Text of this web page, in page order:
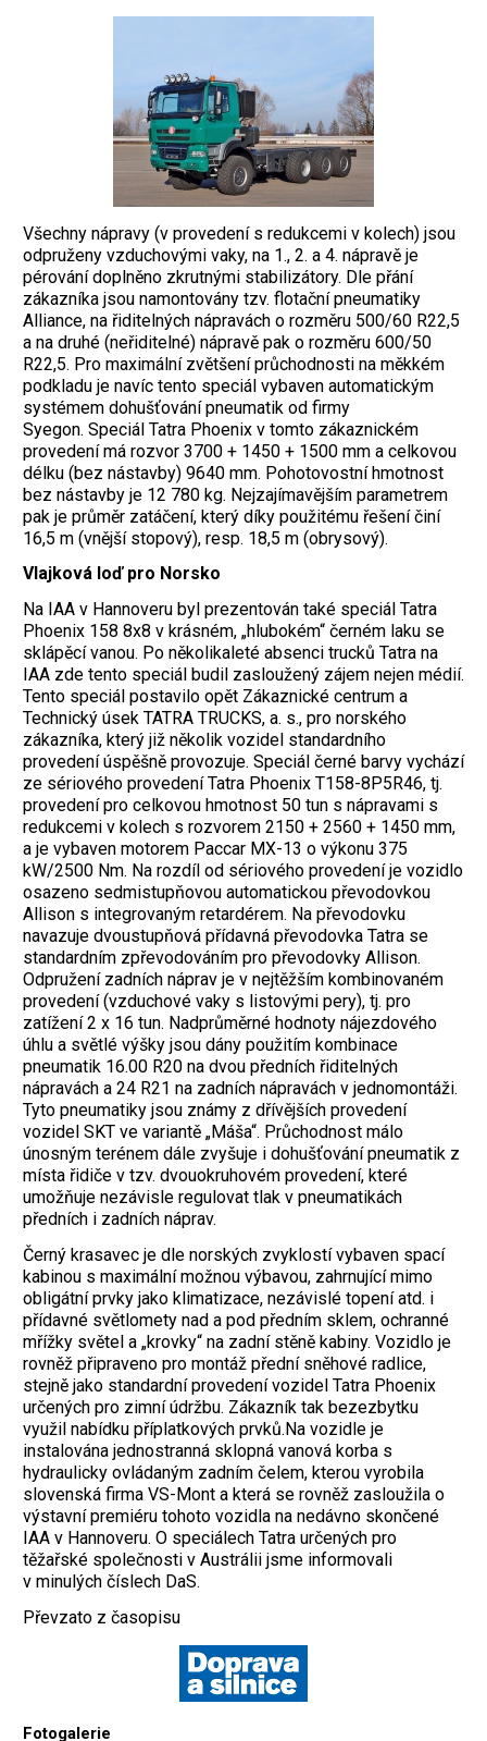
Všechny nápravy (v provedení s redukcemi v kolech) jsou
odpruženy vzduchovými vaky, na 1., 2. a 4. nápravě je
pérování doplněno zkrutnými stabilizátory. Dle přání
zákazníka jsou namontovány tzv. flotační pneumatiky
Alliance, na řiditelných nápravách o rozměru 500/60 R22,5
a na druhé (neřiditelné) nápravě pak o rozměru 600/50
R22,5. Pro maximální zvětšení průchodnosti na měkkém
podkladu je navíc tento speciál vybaven automatickým
systémem dohušťování pneumatik od firmy
Syegon. Speciál Tatra Phoenix v tomto zákaznickém
provedení má rozvor 3700 + 1450 + 1500 mm a celkovou
délku (bez nástavby) 9640 mm. Pohotovostní hmotnost
bez nástavby je 12 780 kg. Nejzajímavějším parametrem
pak je průměr zatáčení, který díky použitému řešení činí
16,5 m (vnější stopový), resp. 18,5 m (obrysový).
Vlajková loď pro Norsko
Na IAA v Hannoveru byl prezentován také speciál Tatra
Phoenix 158 8x8 v krásném, „hlubokém“ černém laku se
sklápěcí vanou. Po několikaleté absenci trucků Tatra na
IAA zde tento speciál budil zasloužený zájem nejen médií.
Tento speciál postavilo opět Zákaznické centrum a
Technický úsek TATRA TRUCKS, a. s., pro norského
zákazníka, který již několik vozidel standardního
provedení úspěšně provozuje. Speciál černé barvy vychází
ze sériového provedení Tatra Phoenix T158-8P5R46, tj.
provedení pro celkovou hmotnost 50 tun s nápravami s
redukcemi v kolech s rozvorem 2150 + 2560 + 1450 mm,
a je vybaven motorem Paccar MX-13 o výkonu 375
kW/2500 Nm. Na rozdíl od sériového provedení je vozidlo
osazeno sedmistupňovou automatickou převodovkou
Allison s integrovaným retardérem. Na převodovku
navazuje dvoustupňová přídavná převodovka Tatra se
standardním zpřevodováním pro převodovky Allison.
Odpružení zadních náprav je v nejtěžším kombinovaném
provedení (vzduchové vaky s listovými pery), tj. pro
zatížení 2 x 16 tun. Nadprůměrné hodnoty nájezdového
úhlu a světlé výšky jsou dány použitím kombinace
pneumatik 16.00 R20 na dvou předních řiditelných
nápravách a 24 R21 na zadních nápravách v jednomontáži.
Tyto pneumatiky jsou známy z dřívějších provedení
vozidel SKT ve variantě „Máša“. Průchodnost málo
únosným terénem dále zvyšuje i dohušťování pneumatik z
místa řidiče v tzv. dvouokruhovém provedení, které
umožňuje nezávisle regulovat tlak v pneumatikách
předních i zadních náprav.
Černý krasavec je dle norských zvyklostí vybaven spací
kabinou s maximální možnou výbavou, zahrnující mimo
obligátní prvky jako klimatizace, nezávislé topení atd. i
přídavné světlomety nad a pod předním sklem, ochranné
mřížky světel a „krovky“ na zadní stěně kabiny. Vozidlo je
rovněž připraveno pro montáž přední sněhové radlice,
stejně jako standardní provedení vozidel Tatra Phoenix
určených pro zimní údržbu. Zákazník tak bezezbytku
využil nabídku příplatkových prvků.Na vozidle je
instalována jednostranná sklopná vanová korba s
hydraulicky ovládaným zadním čelem, kterou vyrobila
slovenská firma VS-Mont a která se rovněž zasloužila o
výstavní premiéru tohoto vozidla na nedávno skončené
IAA v Hannoveru. O speciálech Tatra určených pro
těžařské společnosti v Austrálii jsme informovali
v minulých číslech DaS.
Převzato z časopisu
Fotogalerie